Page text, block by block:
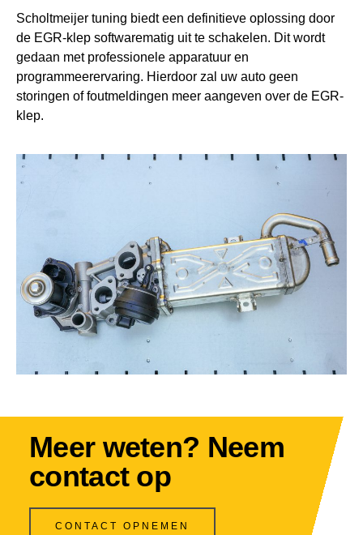
Scholtmeijer tuning biedt een definitieve oplossing door
de EGR-klep softwarematig uit te schakelen. Dit wordt
gedaan met professionele apparatuur en
programmeerervaring. Hierdoor zal uw auto geen
storingen of foutmeldingen meer aangeven over de EGR-
klep.
Meer weten? Neem
contact op
CONTACT OPNEMEN